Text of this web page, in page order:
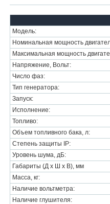
Модель:
Номинальная мощность
Максимальная мощность
Напряжение, Вольт:
Число фаз:
Тип генератора:
Запуск:
Исполнение:
Топливо:
Объем топливного бака, л:
Степень защиты IP:
Уровень шума, дБ:
Габариты (Д х Ш х В), мм
Масса, кг:
Наличие вольтметра:
Наличие глушителя: